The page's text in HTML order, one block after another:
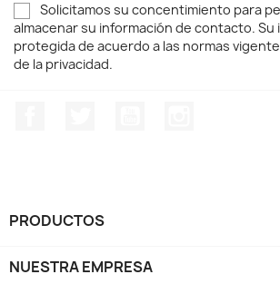
Solicitamos su concentimiento para
almacenar su información de contacto. Su
protegida de acuerdo a las normas
de la privacidad.
PRODUCTOS
NUESTRA EMPRESA